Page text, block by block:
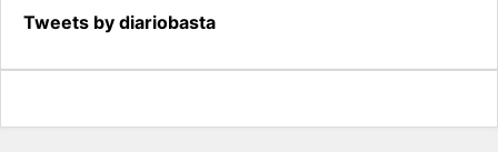
Tweets by diariobasta